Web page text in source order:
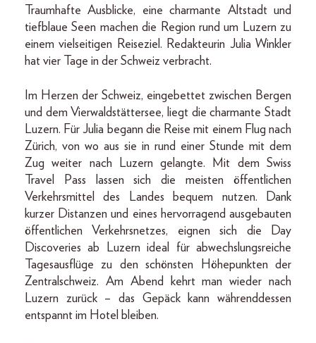
Traumhafte Ausblicke, eine charmante Altstadt und
tiefblaue Seen machen die Region rund um Luzern zu
einem vielseitigen Reiseziel. Redakteurin Julia Winkler
hat vier Tage in der Schweiz verbracht.
Im Herzen der Schweiz, eingebettet zwischen Bergen
und dem Vierwaldstättersee, liegt die charmante Stadt
Luzern. Für Julia begann die Reise mit einem Flug nach
Zürich, von wo aus sie in rund einer Stunde mit dem
Zug weiter nach Luzern gelangte. Mit dem Swiss
Travel Pass lassen sich die meisten öffentlichen
Verkehrsmittel des Landes bequem nutzen. Dank
kurzer Distanzen und eines hervorragend ausgebauten
öffentlichen Verkehrsnetzes, eignen sich die Day
Discoveries ab Luzern ideal für abwechslungsreiche
Tagesausflüge zu den schönsten Höhepunkten der
Zentralschweiz. Am Abend kehrt man wieder nach
Luzern zurück – das Gepäck kann währenddessen
entspannt im Hotel bleiben.